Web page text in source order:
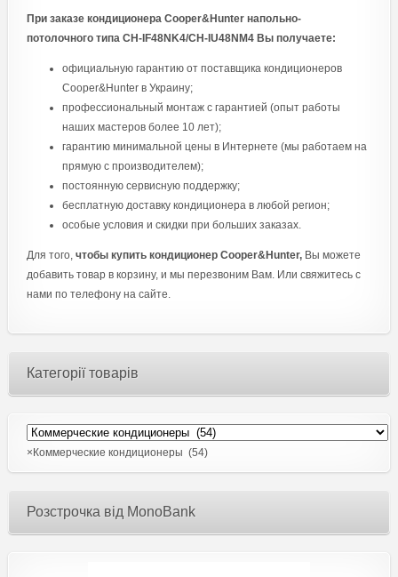
При заказе кондиционера Cooper&Hunter напольно-
потолочного типа CH-IF48NK4/CH-IU48NM4 Вы получаете:
официальную гарантию от поставщика кондиционеров
Cooper&Hunter в Украину;
профессиональный монтаж с гарантией (опыт работы
наших мастеров более 10 лет);
гарантию минимальной цены в Интернете (мы работаем на
прямую с производителем);
постоянную сервисную поддержку;
бесплатную доставку кондиционера в любой регион;
особые условия и скидки при больших заказах.
Для того, чтобы купить кондиционер Cooper&Hunter,Вы можете
добавить товар в корзину, и мы перезвоним Вам. Или свяжитесь с
нами по телефону на сайте.
Категорії товарів
× Коммерческие кондиционеры (54)
Розстрочка від MonoBank